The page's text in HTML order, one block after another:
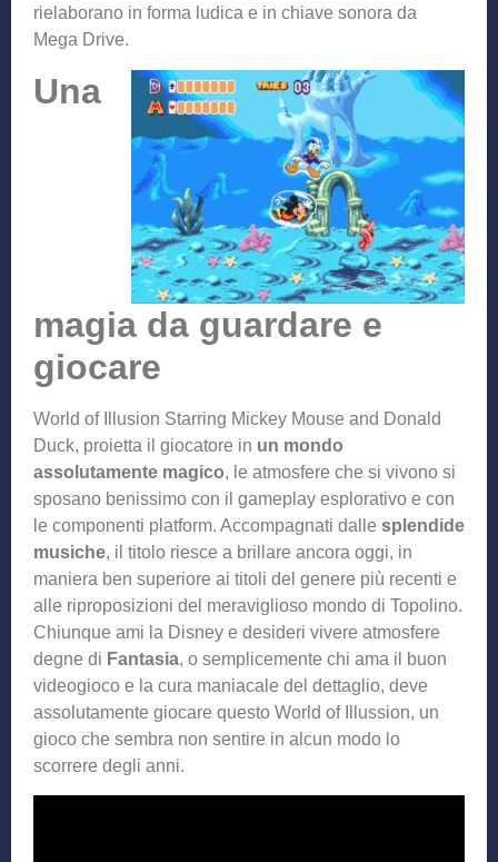
rielaborano in forma ludica e in chiave sonora da
Mega Drive.
Una
magia da guardare e
giocare
World of Illusion Starring Mickey Mouse and Donald
Duck, proietta il giocatore in un mondo
assolutamente magico, le atmosfere che si vivono si
sposano benissimo con il gameplay esplorativo e con
le componenti platform. Accompagnati dalle splendide
musiche, il titolo riesce a brillare ancora oggi, in
maniera ben superiore ai titoli del genere più recenti e
alle riproposizioni del meraviglioso mondo di Topolino.
Chiunque ami la Disney e desideri vivere atmosfere
degne di Fantasia, o semplicemente chi ama il buon
videogioco e la cura maniacale del dettaglio, deve
assolutamente giocare questo World of Illussion, un
gioco che sembra non sentire in alcun modo lo
scorrere degli anni.